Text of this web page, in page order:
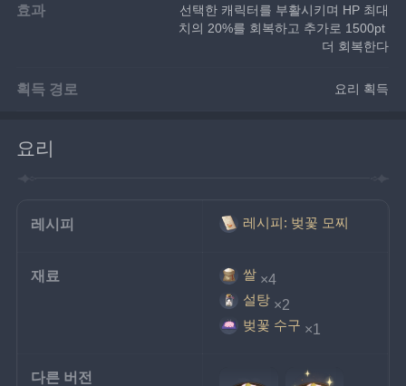
효과
선택한 캐릭터를 부활시키며 HP 최대
치의 20%를 회복하고 추가로 1500pt
더 회복한다
획득 경로 요리 획득
요리
레시피 레시피: 벚꽃 모찌
재료 쌀 ×4
설탕 ×2
벚꽃 수구 ×1
다른 버전